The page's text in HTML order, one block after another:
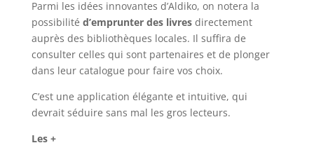
Parmi les idées innovantes d’Aldiko, on notera la
possibilité d’emprunter des livresdirectement
auprès des bibliothèques locales. Il suffira de
consulter celles qui sont partenaires et de plonger
dans leur catalogue pour faire vos choix.
C’est une application élégante et intuitive, qui
devrait séduire sans mal les gros lecteurs.
Les +